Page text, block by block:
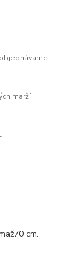
marží
až70 cm.